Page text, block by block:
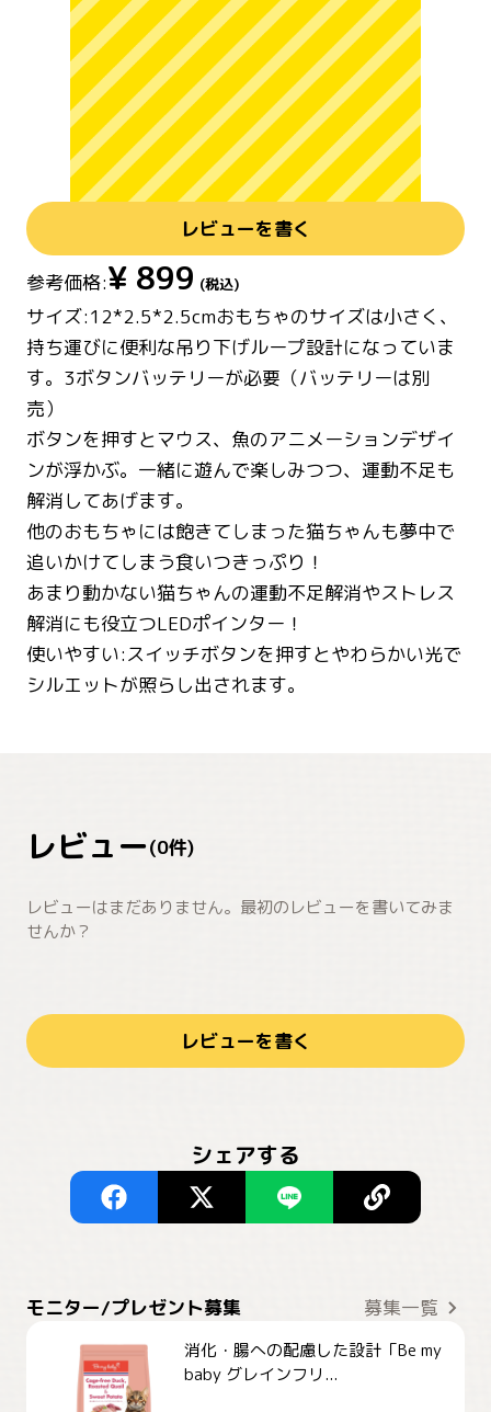
レビューを書く
参考価格:¥ 899 (税込)
サイズ:12*2.5*2.5cmおもちゃのサイズは小さく、
持ち運びに便利な吊り下げループ設計になっていま
す。3ボタンバッテリーが必要（バッテリーは別
売）
ボタンを押すとマウス、魚のアニメーションデザイ
ンが浮かぶ。一緒に遊んで楽しみつつ、運動不足も
解消してあげます。
他のおもちゃには飽きてしまった猫ちゃんも夢中で
追いかけてしまう食いつきっぷり！
あまり動かない猫ちゃんの運動不足解消やストレス
解消にも役立つLEDポインター！
使いやすい:スイッチボタンを押すとやわらかい光で
シルエットが照らし出されます。
レビュー(0件)
レビューはまだありません。最初のレビューを書いてみま
せんか？
レビューを書く
シェアする
モニター/プレゼント募集 募集一覧
消化・腸への配慮した設計「Be my
baby グレインフリ...